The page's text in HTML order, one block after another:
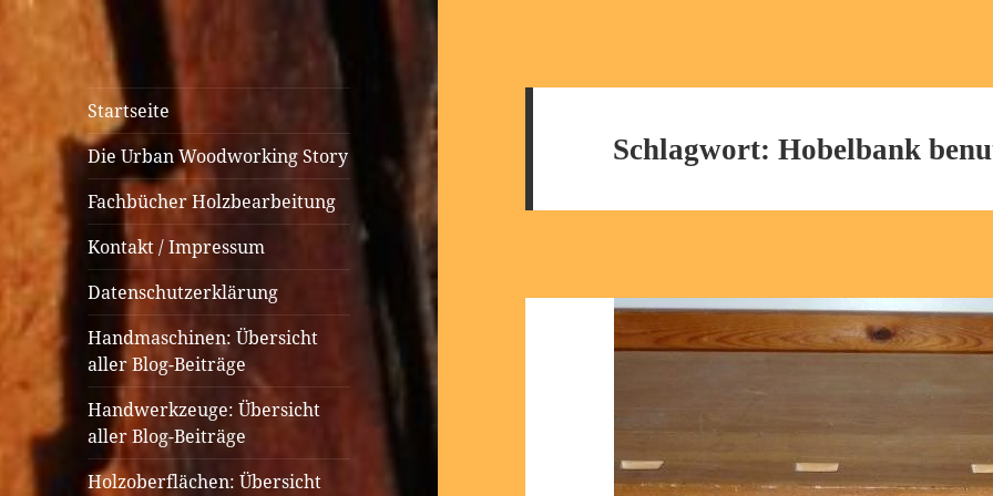
Urban
Woodworking
Holzbearbeitung auf kleinem
Raum
Startseite
Die Urban Woodworking Story
Fachbücher Holzbearbeitung
Kontakt / Impressum
Datenschutzerklärung
Handmaschinen: Übersicht
aller Blog-Beiträge
Handwerkzeuge: Übersicht
aller Blog-Beiträge
Holzoberflächen: Übersicht
Schlagwort:Hobelbank